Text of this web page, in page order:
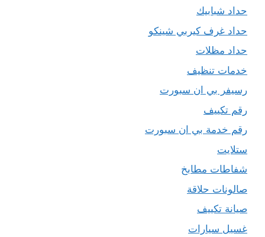
حداد شبابيك
حداد غرف كيربي شينكو
حداد مظلات
خدمات تنظيف
رسيفر بي ان سبورت
رقم تكييف
رقم خدمة بي ان سبورت
ستلايت
شفاطات مطابخ
صالونات حلاقة
صيانة تكييف
غسيل سيارات